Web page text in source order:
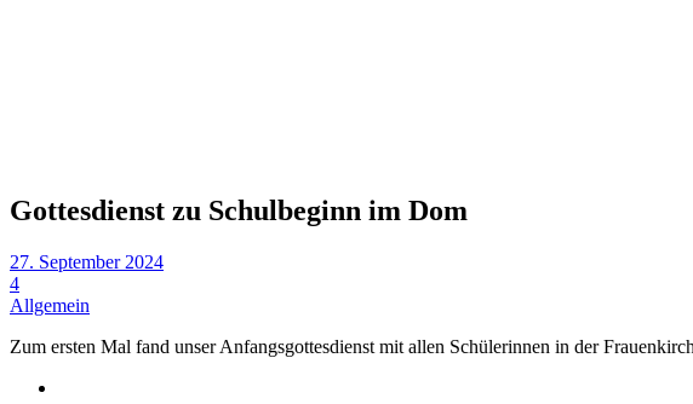
Gottesdienst zu Schulbeginn im Dom
27. September 2024
4
Allgemein
Zum ersten Mal fand unser Anfangsgottesdienst mit allen Schülerinnen in der